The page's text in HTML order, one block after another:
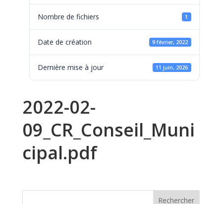
Nombre de fichiers 1
Date de création 9 février, 2022
Dernière mise à jour 11 juin, 2026
2022-02-
09_CR_Conseil_Muni
cipal.pdf
Rechercher